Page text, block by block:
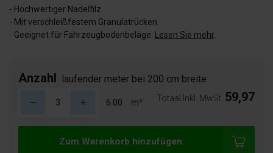
- Hochwertiger Nadelfilz.
- Mit verschleißfestem Granulatrücken.
- Geeignet für Fahrzeugbodenbeläge.
Lesen Sie mehr
Anzahl laufender meter bei 200 cm breite
m² Totaal Inkl. MwSt. 59,97
Zum Warenkorb hinzufügen